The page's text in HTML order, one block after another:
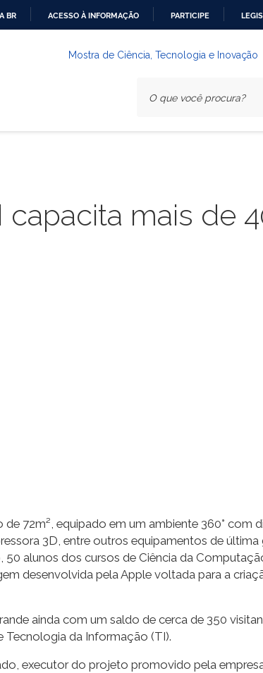
BR ACESSO À INFORMAÇÃO PARTICIPE
Mostra de Ciência, Tecnologia e Inovação
mais de
72m², equipado em um ambiente 360° com
3D, entre outros equipamentos de
alunos dos cursos de Ciência da
desenvolvida pela Apple voltada para a
ainda com um saldo de cerca de 350
Tecnologia da Informação (TI).
executor do projeto promovido pela